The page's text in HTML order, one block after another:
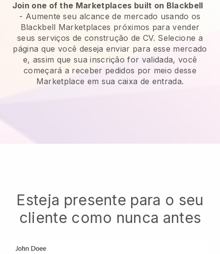
Join one of the Marketplaces built on Blackbell
- Aumente seu alcance de mercado usando os
Blackbell Marketplaces próximos para vender
seus serviços de construção de CV. Selecione a
página que você deseja enviar para esse mercado
e, assim que sua inscrição for validada, você
começará a receber pedidos por meio desse
Marketplace em sua caixa de entrada.
Esteja presente para o seu
cliente como nunca antes